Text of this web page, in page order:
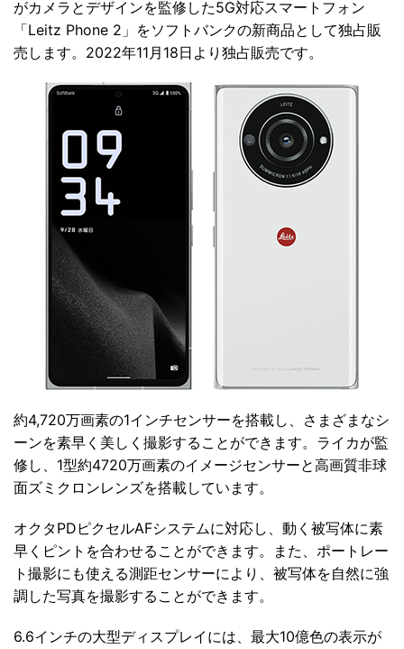
がカメラとデザインを監修した5G対応スマートフォン
「Leitz Phone 2」をソフトバンクの新商品として独占販
売します。2022年11月18日より独占販売です。
約4,720万画素の1インチセンサーを搭載し、さまざまなシ
ーンを素早く美しく撮影することができます。ライカが監
修し、1型約4720万画素のイメージセンサーと高画質非球
面ズミクロンレンズを搭載しています。
オクタPDピクセルAFシステムに対応し、動く被写体に素
早くピントを合わせることができます。また、ポートレー
ト撮影にも使える測距センサーにより、被写体を自然に強
調した写真を撮影することができます。
6.6インチの大型ディスプレイには、最大10億色の表示が